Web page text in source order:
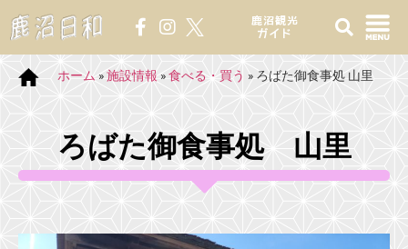
鹿沼観光
ガイド
ホーム »施設情報 »食べる・買う » ろばた御食事処 山里
ろばた御食事処 山里